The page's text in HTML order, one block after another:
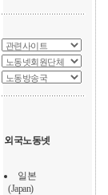
외국노동넷
일본
(Japan)